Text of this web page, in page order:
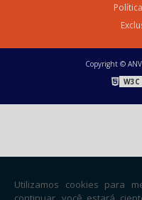
Copyright ©
W3C